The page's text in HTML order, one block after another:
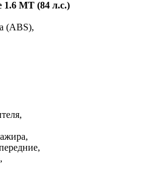
1.6 MT (84 л.с.)
(ABS),
,
,
,
,